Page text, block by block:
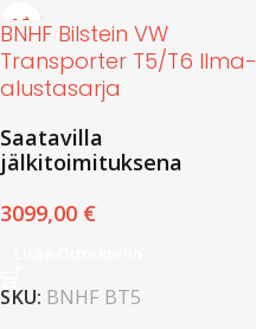
BNHF Bilstein VW
Transporter T5/T6 Ilma-
alustasarja
Saatavilla
jälkitoimituksena
3099,00 €
SKU: BNHF BT5